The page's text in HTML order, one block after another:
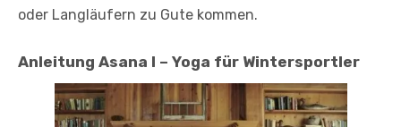
oder Langläufern zu Gute kommen.
Anleitung Asana I – Yoga für Wintersportler